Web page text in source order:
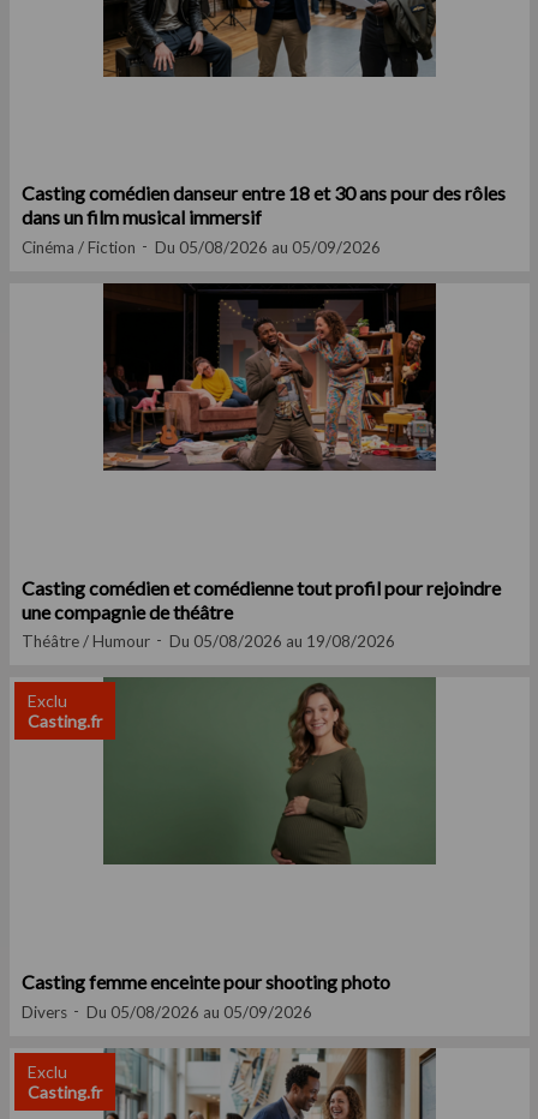
Casting comédien danseur entre 18 et 30 ans pour des rôles
dans un film musical immersif
Cinéma / Fiction Du 05/08/2026 au 05/09/2026
Casting comédien et comédienne tout profil pour rejoindre
une compagnie de théâtre
Théâtre / Humour Du 05/08/2026 au 19/08/2026
Exclu
Casting.fr
Casting femme enceinte pour shooting photo
Divers Du 05/08/2026 au 05/09/2026
Exclu
Casting.fr